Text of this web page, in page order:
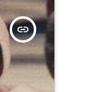
insert_link